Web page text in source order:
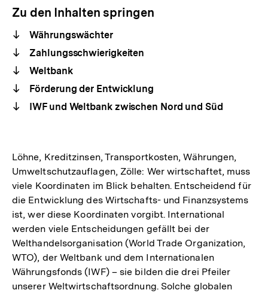
Zu den Inhalten springen
Währungswächter
Zahlungsschwierigkeiten
Weltbank
Förderung der Entwicklung
IWF und Weltbank zwischen Nord und Süd
Löhne, Kreditzinsen, Transportkosten, Währungen,
Umweltschutzauflagen, Zölle: Wer wirtschaftet, muss
viele Koordinaten im Blick behalten. Entscheidend für
die Entwicklung des Wirtschafts- und Finanzsystems
ist, wer diese Koordinaten vorgibt. International
werden viele Entscheidungen gefällt bei der
Welthandelsorganisation (World Trade Organization,
WTO), der Weltbank und dem Internationalen
Währungsfonds (IWF) – sie bilden die drei Pfeiler
unserer Weltwirtschaftsordnung. Solche globalen